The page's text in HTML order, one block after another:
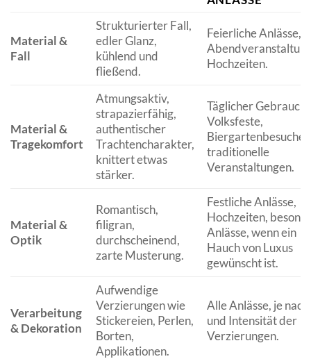
Material &
Fall
Strukturierter Fall,
edler Glanz,
kühlend und
fließend.
Feierliche Anlässe,
Hochzeiten.
Material &
Tragekomfort
Atmungsaktiv,
strapazierfähig,
authentischer
Trachtencharakter,
knittert etwas
stärker.
Täglicher Gebrauch,
Volksfeste,
Biergartenbesuche,
traditionelle
Veranstaltungen.
Material &
Optik
Romantisch,
filigran,
durchscheinend,
zarte Musterung.
Festliche Anlässe,
Hochzeiten,
Anlässe, wenn ein
Hauch von Luxus
gewünscht ist.
Verarbeitung
& Dekoration
Aufwendige
Verzierungen wie
Stickereien, Perlen,
Borten,
Applikationen.
Alle Anlässe, je
und Intensität der
Verzierungen.